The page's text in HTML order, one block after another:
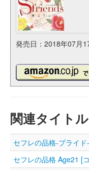
発売日：2018年07月
関連タイトル
セフレの品格-プライ
セフレの品格 Age21 [